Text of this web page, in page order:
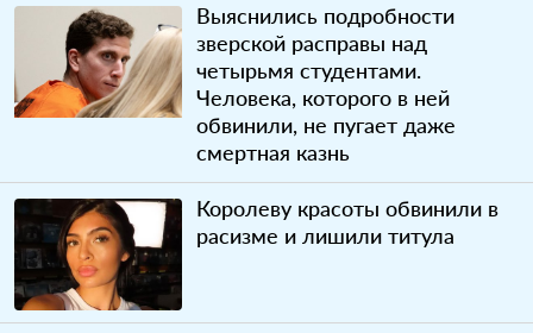
Выяснились подробности
зверской расправы над
четырьмя студентами.
Человека, которого в ней
обвинили, не пугает даже
смертная казнь
Королеву красоты обвинили в
расизме и лишили титула